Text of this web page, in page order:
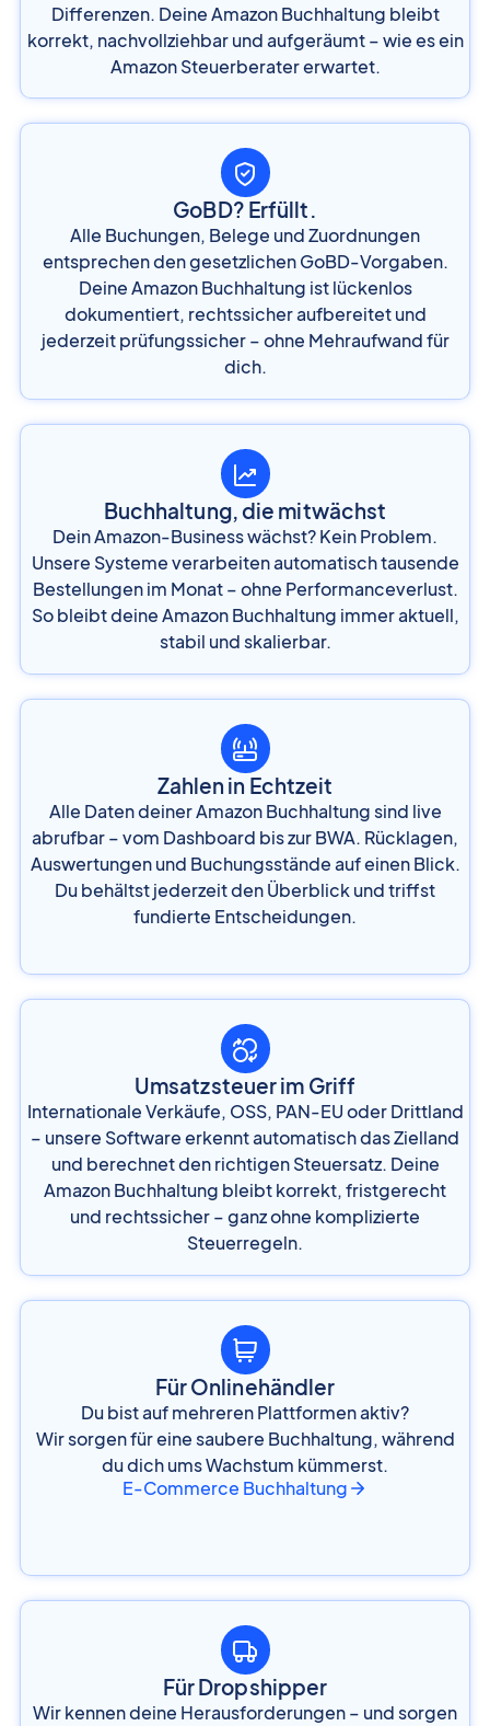
Differenzen. Deine Amazon Buchhaltung bleibt
korrekt, nachvollziehbar und aufgeräumt – wie es ein
Amazon Steuerberater erwartet.
GoBD? Erfüllt.
Alle Buchungen, Belege und Zuordnungen
entsprechen den gesetzlichen GoBD-Vorgaben.
Deine Amazon Buchhaltung ist lückenlos
dokumentiert, rechtssicher aufbereitet und
jederzeit prüfungssicher – ohne Mehraufwand für
dich.
Buchhaltung, die mitwächst
Dein Amazon-Business wächst? Kein Problem.
Unsere Systeme verarbeiten automatisch tausende
Bestellungen im Monat – ohne Performanceverlust.
So bleibt deine Amazon Buchhaltung immer aktuell,
stabil und skalierbar.
Zahlen in Echtzeit
Alle Daten deiner Amazon Buchhaltung sind live
abrufbar – vom Dashboard bis zur BWA. Rücklagen,
Auswertungen und Buchungsstände auf einen Blick.
Du behältst jederzeit den Überblick und triffst
fundierte Entscheidungen.
Umsatzsteuer im Griff
Internationale Verkäufe, OSS, PAN-EU oder Drittland
– unsere Software erkennt automatisch das Zielland
und berechnet den richtigen Steuersatz. Deine
Amazon Buchhaltung bleibt korrekt, fristgerecht
und rechtssicher – ganz ohne komplizierte
Steuerregeln.
Für Onlinehändler
Du bist auf mehreren Plattformen aktiv?
Wir sorgen für eine saubere Buchhaltung, während
du dich ums Wachstum kümmerst.
E-Commerce Buchhaltung
Für Dropshipper
Wir kennen deine Herausforderungen – und sorgen